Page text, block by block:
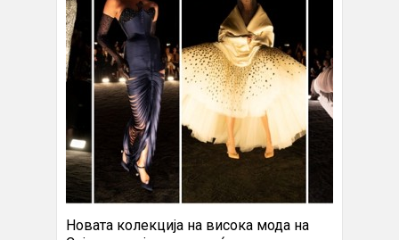
Новата колекција на висока мода на